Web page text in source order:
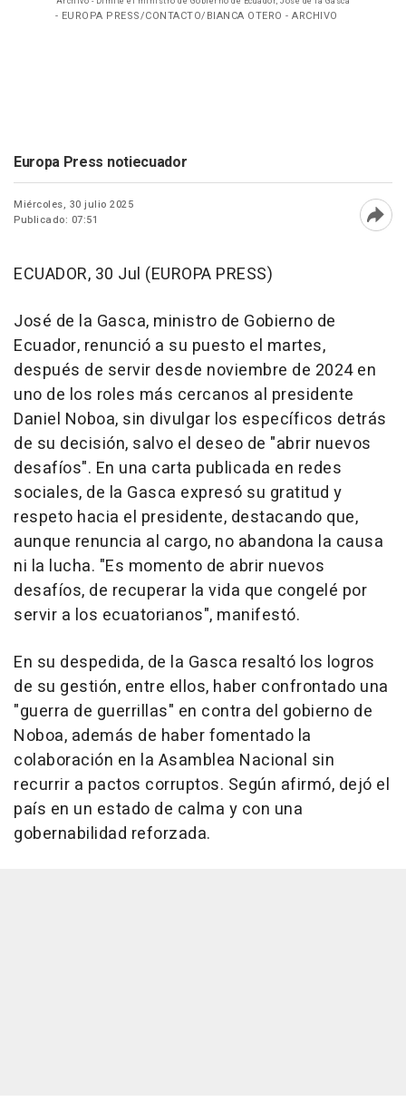
- EUROPA PRESS/CONTACTO/BIANCA OTERO - ARCHIVO
Europa Press notiecuador
Miércoles, 30 julio 2025
Publicado: 07:51
ECUADOR, 30 Jul (EUROPA PRESS)
José de la Gasca, ministro de Gobierno de
Ecuador, renunció a su puesto el martes,
después de servir desde noviembre de 2024 en
uno de los roles más cercanos al presidente
Daniel Noboa, sin divulgar los específicos detrás
de su decisión, salvo el deseo de "abrir nuevos
desafíos". En una carta publicada en redes
sociales, de la Gasca expresó su gratitud y
respeto hacia el presidente, destacando que,
aunque renuncia al cargo, no abandona la causa
ni la lucha. "Es momento de abrir nuevos
desafíos, de recuperar la vida que congelé por
servir a los ecuatorianos", manifestó.
En su despedida, de la Gasca resaltó los logros
de su gestión, entre ellos, haber confrontado una
"guerra de guerrillas" en contra del gobierno de
Noboa, además de haber fomentado la
colaboración en la Asamblea Nacional sin
recurrir a pactos corruptos. Según afirmó, dejó el
país en un estado de calma y con una
gobernabilidad reforzada.